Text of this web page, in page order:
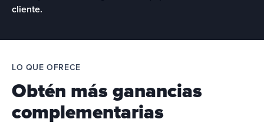
cliente.
LO QUE OFRECE
Obtén más ganancias
complementarias